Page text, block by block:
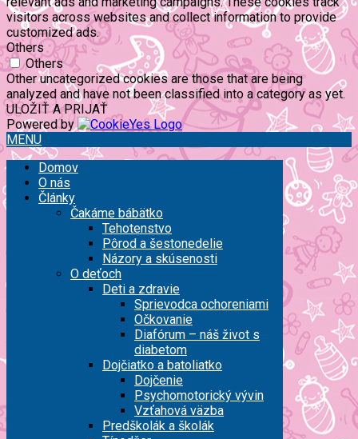
visitors across websites and collect information to provide
customized ads.
Others
Others
Other uncategorized cookies are those that are being
analyzed and have not been classified into a category as yet.
ULOŽIŤ A PRIJAŤ
Powered by
MENU
Domov
O nás
Články
Čakáme bábätko
Tehotenstvo
Pôrod a šestonedelie
Názory a skúsenosti
O deťoch
Deti a zdravie
Sprievodca ochoreniami
Očkovanie
Diafórum – náš život s
diabetom
Dojčiatko a batoliatko
Dojčenie
Psychomotorický vývin
Vzťahová väzba
Predškolák a školák